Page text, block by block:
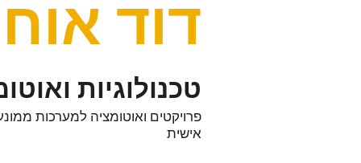
דוד
פרויקטים ואוטומציה למערכות
אישית
טכנולוגיות